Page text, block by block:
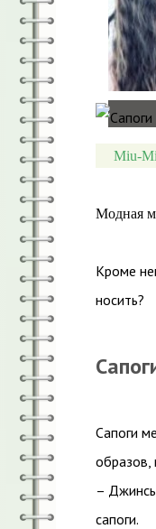
Miu-
Модная
Кроме
носить?
Сапоги
образов,
–
сапоги.